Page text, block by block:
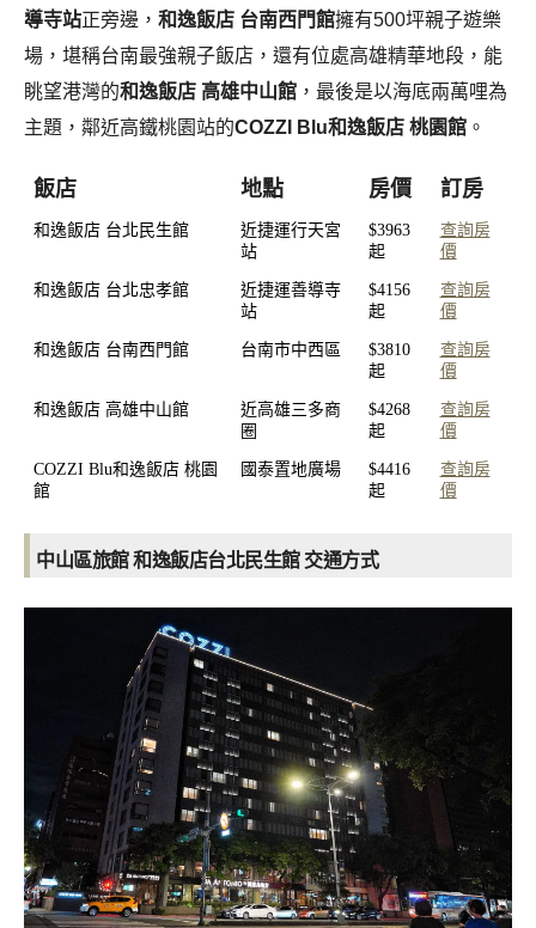
導寺站正旁邊， 和逸飯店 台南西門館擁有500坪親子遊樂
場，堪稱台南最強親子飯店，還有位處高雄精華地段，能
眺望港灣的和逸飯店 高雄中山館 ，最後是以海底兩萬哩為
主題，鄰近高鐵桃園站的COZZI Blu和逸飯店 桃園館 。
飯店 地點 房價 訂房
和逸飯店 台北民生館
近捷運行天宮
站
$3963
起
查詢房
價
和逸飯店 台北忠孝館
近捷運善導寺
站
$4156
起
查詢房
價
和逸飯店 台南西門館 台南市中西區
$3810
起
查詢房
價
和逸飯店 高雄中山館
近高雄三多商
圈
$4268
起
查詢房
價
COZZI Blu和逸飯店 桃園
館
國泰置地廣場
$4416
起
查詢房
價
中山區旅館 和逸飯店台北民生館 交通方式